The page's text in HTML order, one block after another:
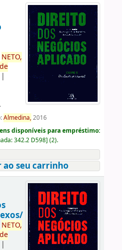
NETO,
de
|
.
Almedina,2016
disponíveis para empréstimo:
342.2 D598] (2).
seu carrinho
NETO,
de
|